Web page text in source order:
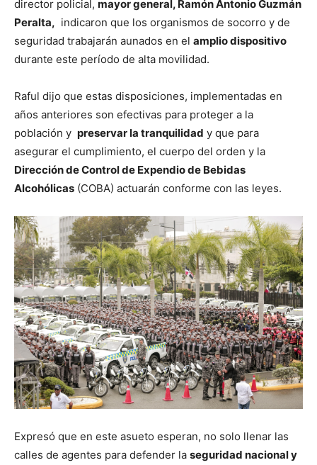
director policial, mayor general, Ramón Antonio Guzmán
Peralta, indicaron que los organismos de socorro y de
seguridad trabajarán aunados en el amplio dispositivo
durante este período de alta movilidad.
Raful dijo que estas disposiciones, implementadas en
años anteriores son efectivas para proteger a la
población y preservar la tranquilidad y que para
asegurar el cumplimiento, el cuerpo del orden y la
Dirección de Control de Expendio de Bebidas
Alcohólicas (COBA) actuarán conforme con las leyes.
Expresó que en este asueto esperan, no solo llenar las
calles de agentes para defender la seguridad nacional y